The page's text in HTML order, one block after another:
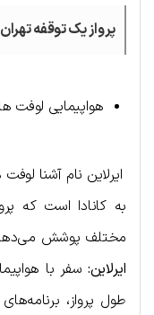
پرواز یک توقفه
هواپیمایی لوفت
ایرلاین نام آشنا
به کانادا است که
مختلف پوشش
ایرلاین:سفر با
طول پرواز،